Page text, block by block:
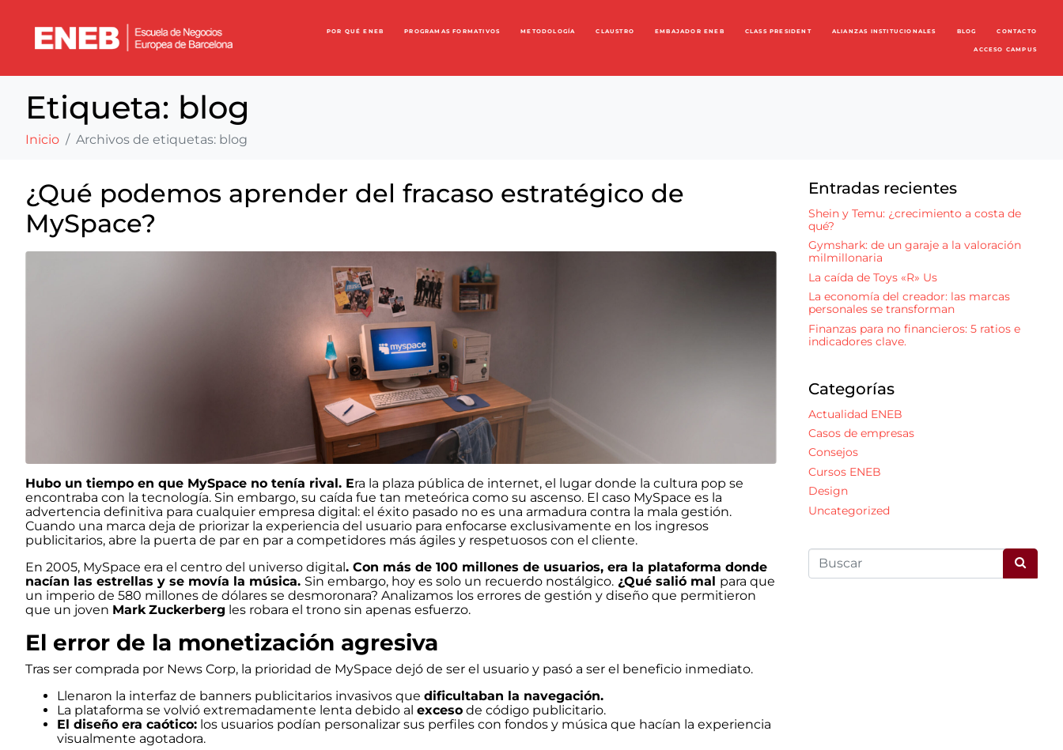
POR QUÉ ENEB PROGRAMAS FORMATIVOS METODOLOGÍA CLAUSTRO EMBAJADOR ENEB CLASS PRESIDENT ALIANZAS INSTITUCIONALES BLOG CONTACTO
ACCESO CAMPUS
Etiqueta: blog
Inicio Archivos de etiquetas: blog
¿Qué podemos aprender del fracaso estratégico de
MySpace?
Hubo un tiempo en que MySpace no tenía rival. Era la plaza pública de internet, el lugar donde la cultura pop se
encontraba con la tecnología. Sin embargo, su caída fue tan meteórica como su ascenso. El caso MySpace es la
advertencia definitiva para cualquier empresa digital: el éxito pasado no es una armadura contra la mala gestión.
Cuando una marca deja de priorizar la experiencia del usuario para enfocarse exclusivamente en los ingresos
publicitarios, abre la puerta de par en par a competidores más ágiles y respetuosos con el cliente.
En 2005, MySpace era el centro del universo digital. Con más de 100 millones de usuarios, era la plataforma donde
nacían las estrellas y se movía la música. Sin embargo, hoy es solo un recuerdo nostálgico. ¿Qué salió mal para que
un imperio de 580 millones de dólares se desmoronara? Analizamos los errores de gestión y diseño que permitieron
que un joven Mark Zuckerberg les robara el trono sin apenas esfuerzo.
El error de la monetización agresiva
Tras ser comprada por News Corp, la prioridad de MySpace dejó de ser el usuario y pasó a ser el beneficio inmediato.
Llenaron la interfaz de banners publicitarios invasivos que dificultaban la navegación.
La plataforma se volvió extremadamente lenta debido al exceso de código publicitario.
El diseño era caótico: los usuarios podían personalizar sus perfiles con fondos y música que hacían la experiencia
visualmente agotadora.
Entradas recientes
Shein y Temu: ¿crecimiento a costa de
qué?
Gymshark: de un garaje a la valoración
milmillonaria
La caída de Toys «R» Us
La economía del creador: las marcas
personales se transforman
Finanzas para no financieros: 5 ratios e
indicadores clave.
Categorías
Actualidad ENEB
Casos de empresas
Consejos
Cursos ENEB
Design
Uncategorized